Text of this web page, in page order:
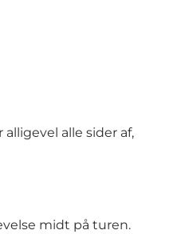
alle sider af,
midt på turen.